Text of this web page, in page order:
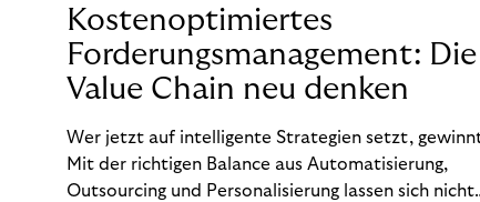
Kostenoptimiertes
Forderungsmanagement: Die
Value Chain neu denken
Wer jetzt auf intelligente Strategien setzt,
Mit der richtigen Balance aus Automatisierung,
Outsourcing und Personalisierung lassen sich nicht